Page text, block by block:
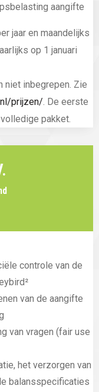
aangifte
jaar en maandelijks
op 1 januari
niet inbegrepen. Zie
prijzen/. De eerste
pakket.
controle van de
van de aangifte
van vragen (fair use
het verzorgen van
balansspecificaties